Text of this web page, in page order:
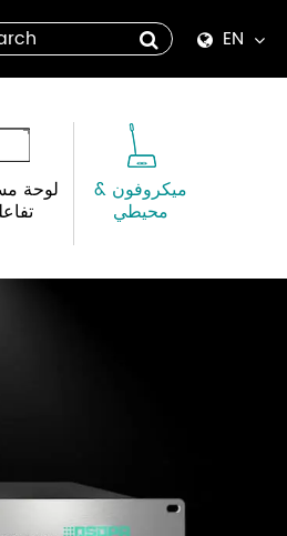
EN
Español
italiano
ไทย
لوحة ميكروفون &
محيطي